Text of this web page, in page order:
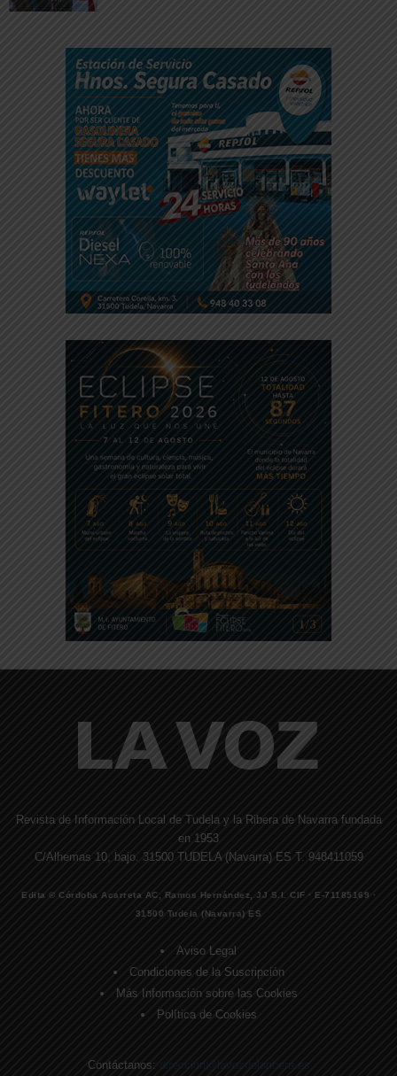
Revista de Información Local de Tudela y la Ribera de Navarra fundada
en 1953
C/Alhemas 10, bajo. 31500 TUDELA (Navarra) ES T. 948411059
Edita © Córdoba Acarreta AC, Ramos Hernández, JJ S.I. CIF · E-71185169 ·
31500 Tudela (Navarra) ES
Aviso Legal
Condiciones de la Suscripción
Más Información sobre las Cookies
Política de Cookies
Contáctanos: direccion@lavozdelaribera.es